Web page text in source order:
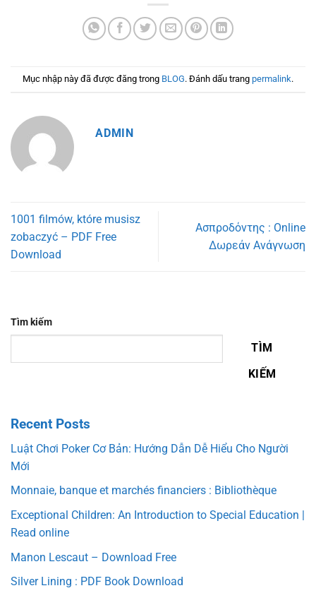
Mục nhập này đã được đăng trong BLOG. Đánh dấu trang permalink.
ADMIN
1001 filmów, które musisz
zobaczyć – PDF Free
Download
Ασπροδόντης : Online
Δωρεάν Ανάγνωση
Tìm kiếm
TÌM
KIẾM
Recent Posts
Luật Chơi Poker Cơ Bản: Hướng Dẫn Dễ Hiểu Cho Người
Mới
Monnaie, banque et marchés financiers : Bibliothèque
Exceptional Children: An Introduction to Special Education |
Read online
Manon Lescaut – Download Free
Silver Lining : PDF Book Download